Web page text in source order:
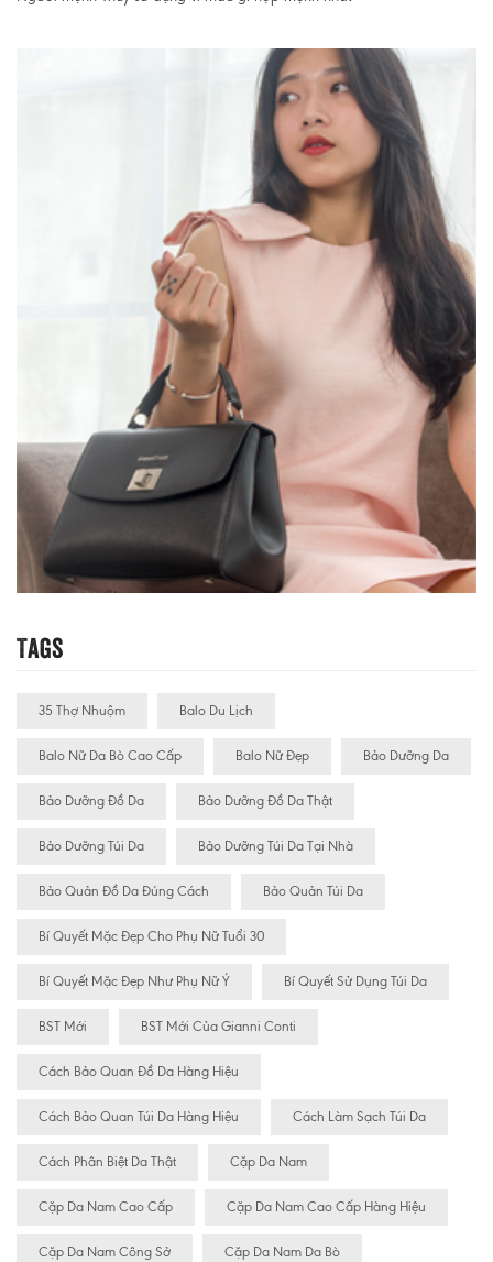
Tags
35 Thợ Nhuộm Balo Du Lịch
Balo Nữ Da Bò Cao Cấp Balo Nữ Đẹp Bảo Dưỡng Da
Bảo Dưỡng Đồ Da Bảo Dưỡng Đồ Da Thật
Bảo Dưỡng Túi Da Bảo Dưỡng Túi Da Tại Nhà
Bảo Quản Đồ Da Đúng Cách Bảo Quản Túi Da
Bí Quyết Mặc Đẹp Cho Phụ Nữ Tuổi 30
Bí Quyết Mặc Đẹp Như Phụ Nữ Ý Bí Quyết Sử Dụng Túi Da
BST Mới BST Mới Của Gianni Conti
Cách Bảo Quan Đồ Da Hàng Hiệu
Cách Bảo Quan Túi Da Hàng Hiệu Cách Làm Sạch Túi Da
Cách Phân Biệt Da Thật Cặp Da Nam
Cặp Da Nam Cao Cấp Cặp Da Nam Cao Cấp Hàng Hiệu
Cặp Da Nam Công Sở Cặp Da Nam Da Bò